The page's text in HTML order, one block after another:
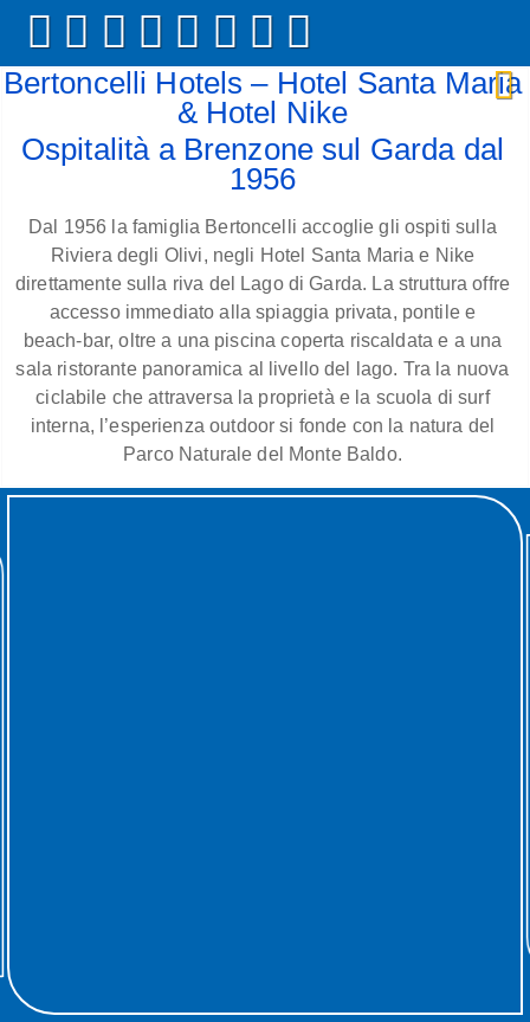
Bertoncelli Hotels – Hotel Santa Maria
& Hotel Nike
Ospitalità a Brenzone sul Garda dal
1956
Dal 1956 la famiglia Bertoncelli accoglie gli ospiti sulla
Riviera degli Olivi, negli Hotel Santa Maria e Nike
direttamente sulla riva del Lago di Garda. La struttura offre
accesso immediato alla spiaggia privata, pontile e
beach‑bar, oltre a una piscina coperta riscaldata e a una
sala ristorante panoramica al livello del lago. Tra la nuova
ciclabile che attraversa la proprietà e la scuola di surf
interna, l’esperienza outdoor si fonde con la natura del
Parco Naturale del Monte Baldo.